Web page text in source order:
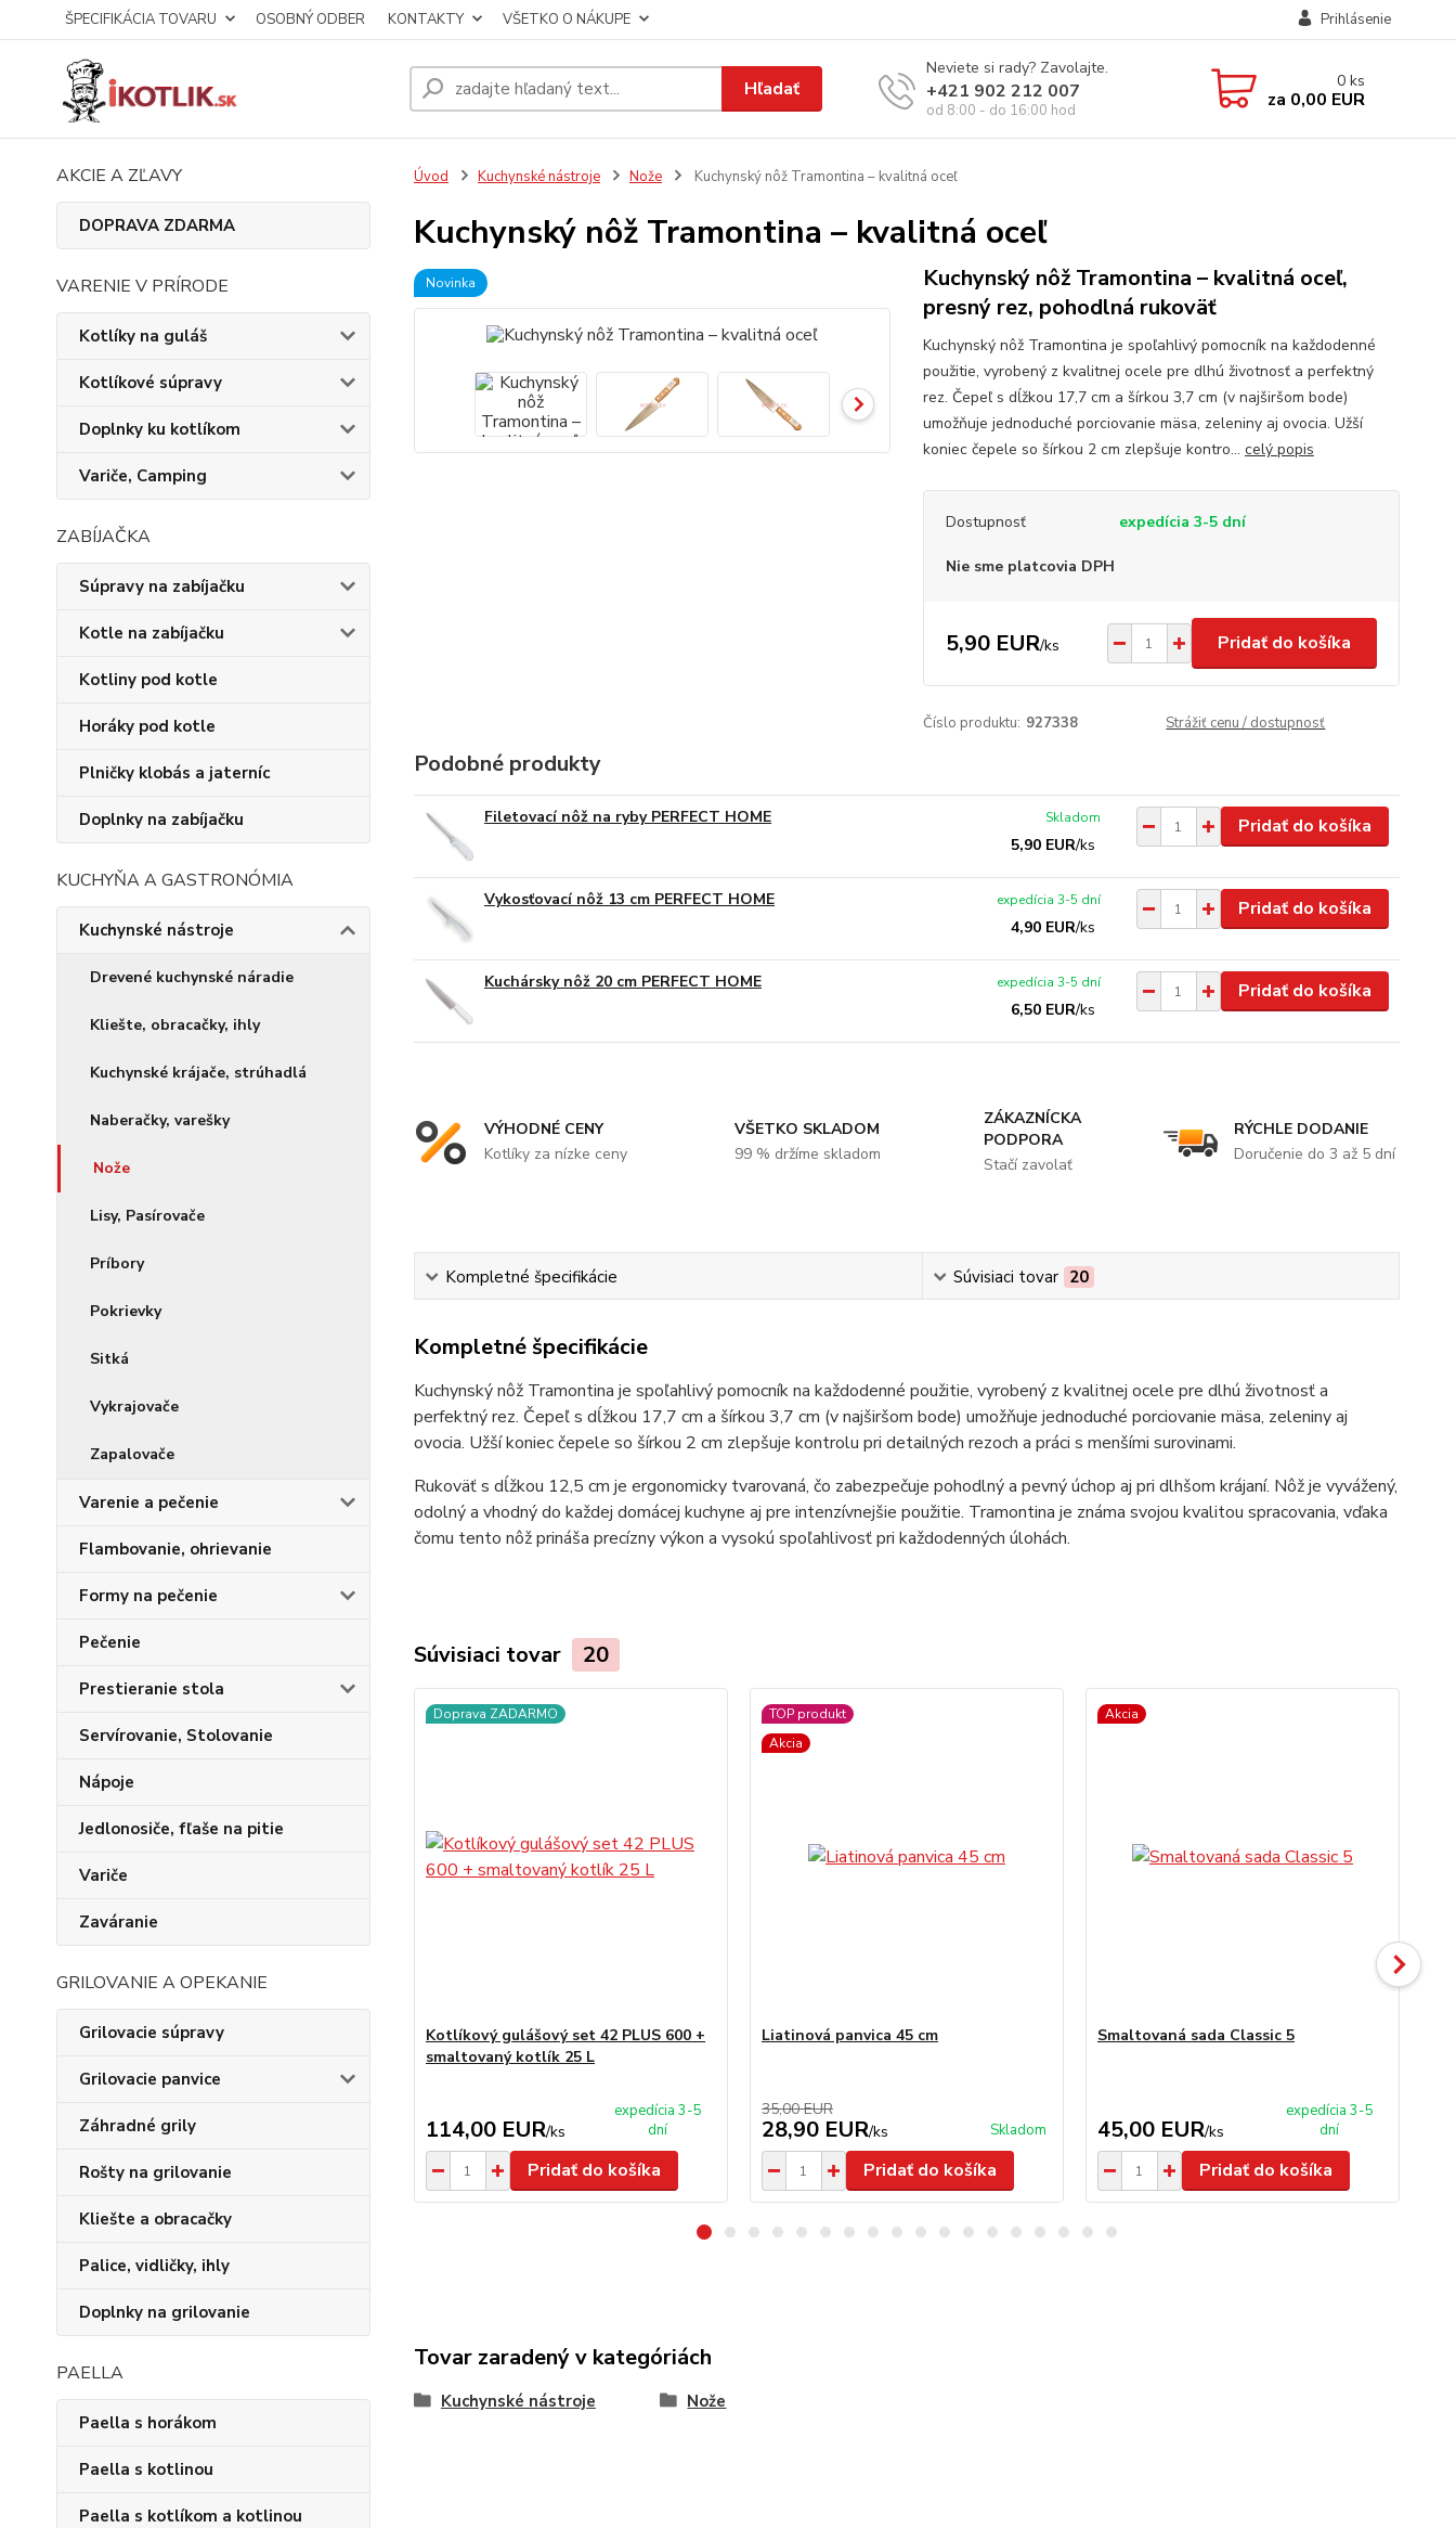
ŠPECIFIKÁCIA TOVARU OSOBNÝ ODBER KONTAKTY VŠETKO O NÁKUPE Prihlásenie
Hľadať
Neviete si rady? Zavolajte.
+421 902 212 007
od 8:00 - do 16:00 hod
0 ks
za 0,00 EUR
AKCIE A ZĽAVY
DOPRAVA ZDARMA
VARENIE V PRÍRODE
Kotlíky na guláš
Kotlíkové súpravy
Doplnky ku kotlíkom
Variče, Camping
ZABÍJAČKA
Súpravy na zabíjačku
Kotle na zabíjačku
Kotliny pod kotle
Horáky pod kotle
Plničky klobás a jaterníc
Doplnky na zabíjačku
KUCHYŇA A GASTRONÓMIA
Kuchynské nástroje
Drevené kuchynské náradie
Kliešte, obracačky, ihly
Kuchynské krájače, strúhadlá
Naberačky, varešky
Nože
Lisy, Pasírovače
Príbory
Pokrievky
Sitká
Vykrajovače
Zapalovače
Varenie a pečenie
Flambovanie, ohrievanie
Formy na pečenie
Pečenie
Prestieranie stola
Servírovanie, Stolovanie
Nápoje
Jedlonosiče, fľaše na pitie
Variče
Zaváranie
GRILOVANIE A OPEKANIE
Grilovacie súpravy
Grilovacie panvice
Záhradné grily
Rošty na grilovanie
Kliešte a obracačky
Palice, vidličky, ihly
Doplnky na grilovanie
PAELLA
Paella s horákom
Paella s kotlinou
Paella s kotlíkom a kotlinou
Úvod Kuchynské nástroje Nože Kuchynský nôž Tramontina – kvalitná oceľ
Kuchynský nôž Tramontina – kvalitná oceľ
Novinka
Kuchynský nôž Tramontina – kvalitná oceľ,
presný rez, pohodlná rukoväť
Kuchynský nôž Tramontina je spoľahlivý pomocník na každodenné
použitie, vyrobený z kvalitnej ocele pre dlhú životnosť a perfektný
rez. Čepeľ s dĺžkou 17,7 cm a šírkou 3,7 cm (v najširšom bode)
umožňuje jednoduché porciovanie mäsa, zeleniny aj ovocia. Užší
koniec čepele so šírkou 2 cm zlepšuje kontro... celý popis
Dostupnosť expedícia 3-5 dní
Nie sme platcovia DPH
5,90 EUR/ks Pridať do košíka
Číslo produktu: 927338 Strážiť cenu / dostupnosť
Podobné produkty
Filetovací nôž na ryby PERFECT HOME
5,90 EUR/ks
Skladom Pridať do košíka
Vykosťovací nôž 13 cm PERFECT HOME
4,90 EUR/ks
expedícia 3-5 dní Pridať do košíka
Kuchársky nôž 20 cm PERFECT HOME
6,50 EUR/ks
expedícia 3-5 dní Pridať do košíka
VÝHODNÉ CENY
Kotlíky za nízke ceny
VŠETKO SKLADOM
99 % držíme skladom
ZÁKAZNÍCKA
PODPORA
Stačí zavolať
RÝCHLE DODANIE
Doručenie do 3 až 5 dní
Kompletné špecifikácie Súvisiaci tovar 20
Kompletné špecifikácie
Kuchynský nôž Tramontina je spoľahlivý pomocník na každodenné použitie, vyrobený z kvalitnej ocele pre dlhú životnosť a
perfektný rez. Čepeľ s dĺžkou 17,7 cm a šírkou 3,7 cm (v najširšom bode) umožňuje jednoduché porciovanie mäsa, zeleniny aj
ovocia. Užší koniec čepele so šírkou 2 cm zlepšuje kontrolu pri detailných rezoch a práci s menšími surovinami.
Rukoväť s dĺžkou 12,5 cm je ergonomicky tvarovaná, čo zabezpečuje pohodlný a pevný úchop aj pri dlhšom krájaní. Nôž je vyvážený,
odolný a vhodný do každej domácej kuchyne aj pre intenzívnejšie použitie. Tramontina je známa svojou kvalitou spracovania, vďaka
čomu tento nôž prináša precízny výkon a vysokú spoľahlivosť pri každodenných úlohách.
Súvisiaci tovar 20
Doprava ZADARMO
Kotlíkový gulášový set 42 PLUS 600 +
smaltovaný kotlík 25 L
114,00 EUR/ks
expedícia 3-5
dní
Pridať do košíka
TOP produkt
Akcia
Liatinová panvica 45 cm
35,00 EUR
28,90 EUR/ks Skladom
Pridať do košíka
Akcia
Smaltovaná sada Classic 5
45,00 EUR/ks
expedícia 3-5
dní
Pridať do košíka
Tovar zaradený v kategóriách
Kuchynské nástroje Nože